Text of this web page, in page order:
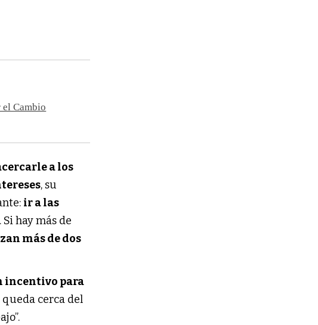
Cambio
a los
, su
ir a las
. Si hay más de
más de dos
incentivo para
cerca del